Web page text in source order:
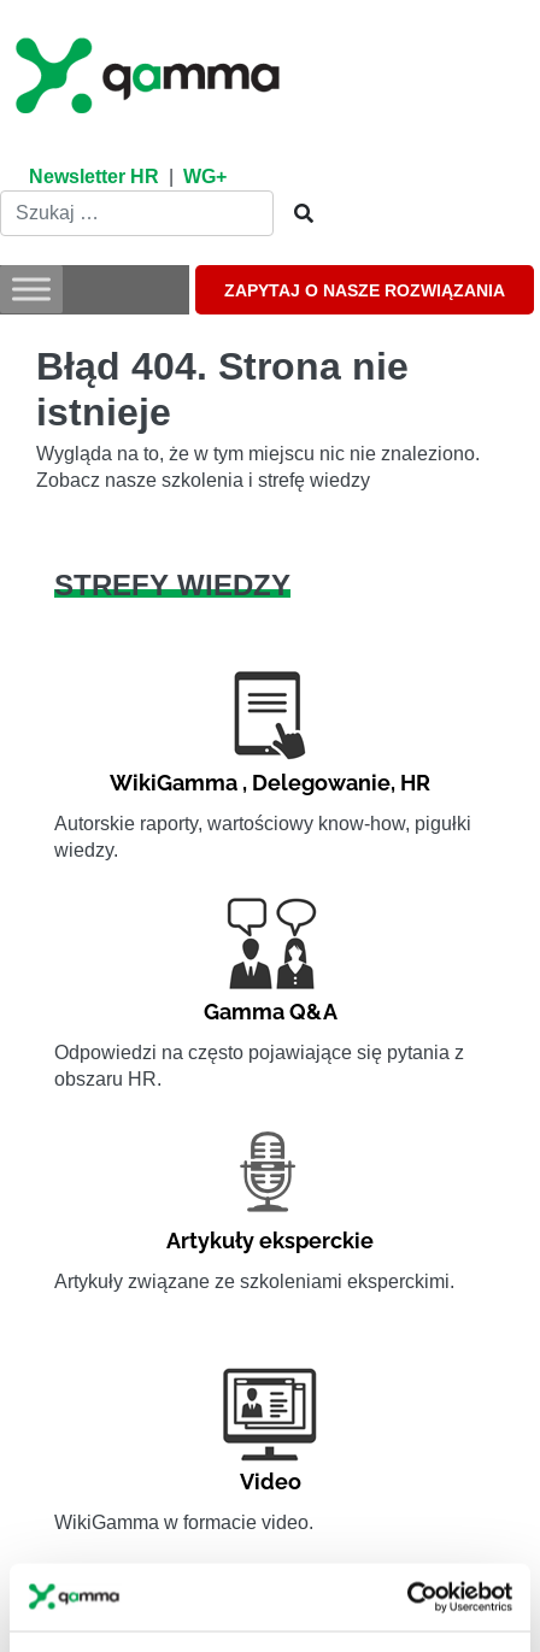
content
Newsletter HR WG+
ZAPYTAJ O NASZE ROZWIĄZANIA
Błąd 404. Strona nie
istnieje
Wygląda na to, że w tym miejscu nic nie znaleziono.
Zobacz nasze szkolenia i strefę wiedzy
STREFY WIEDZY
WikiGamma , Delegowanie, HR
Autorskie raporty, wartościowy know-how, pigułki
wiedzy.
Gamma Q&A
Odpowiedzi na często pojawiające się pytania z
obszaru HR.
Artykuły eksperckie
Artykuły związane ze szkoleniami eksperckimi.
Video
WikiGamma w formacie video.